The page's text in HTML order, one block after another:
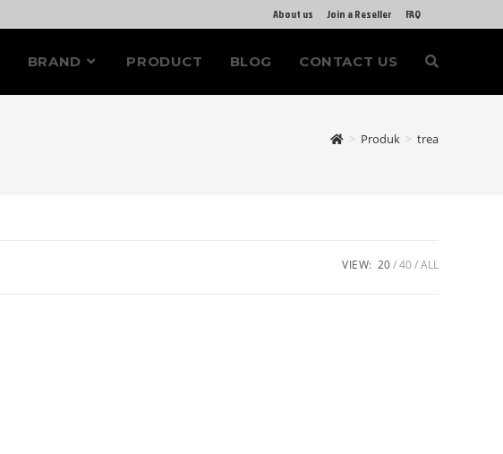
About us Join a Reseller FAQ
BRAND PRODUCT BLOG CONTACT US
> Produk > trea
VIEW: 20 40 ALL